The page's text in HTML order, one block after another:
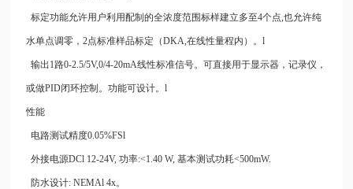
标定功能允许用户利用配制的全浓度范围标样建立多至4个点,也允许纯
水单点调零，2点标准样品标定（DKA,在线性量程内）。l
输出1路0-2.5/5V,0/4-20mA线性标准信号。可直接用于显示器，记录仪，
或做PID闭环控制。功能可设计。l
性能
电路测试精度0.05%FSl
外接电源DCl 12-24V, 功率:<1.40 W, 基本测试功耗<500mW.
防水设计: NEMAl 4x。